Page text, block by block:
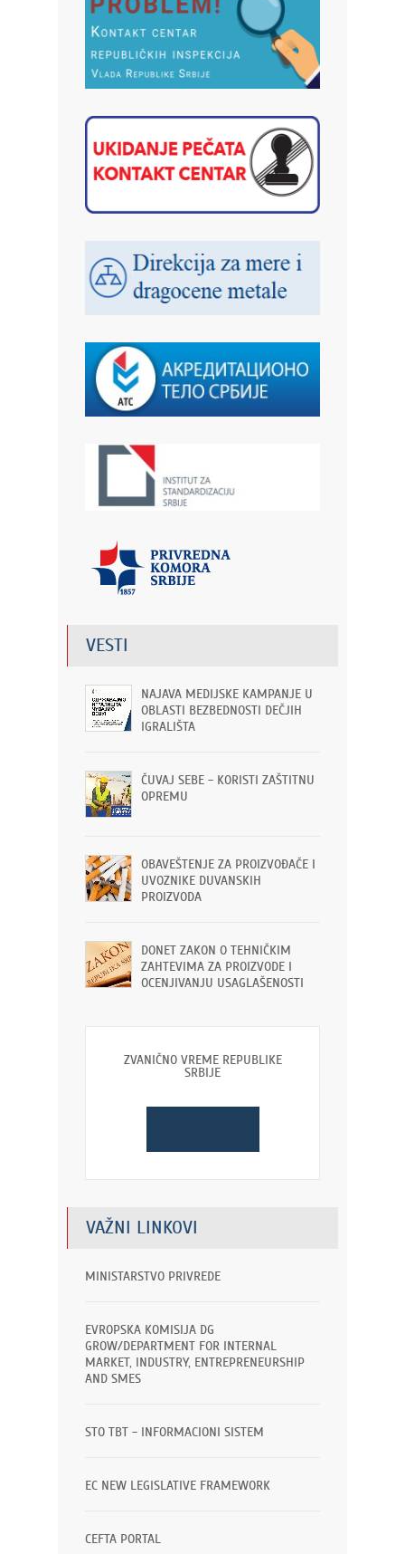
VESTI
NAJAVA MEDIJSKE KAMPANJE U
OBLASTI BEZBEDNOSTI DEČJIH
IGRALIŠTA
ČUVAJ SEBE - KORISTI ZAŠTITNU
OPREMU
OBAVEŠTENJE ZA PROIZVOĐAČE I
UVOZNIKE DUVANSKIH
PROIZVODA
DONET ZAKON O TEHNIČKIM
ZAHTEVIMA ZA PROIZVODE I
OCENJIVANJU USAGLAŠENOSTI
ZVANIČNO VREME REPUBLIKE
SRBIJE
VAŽNI LINKOVI
MINISTARSTVO PRIVREDE
EVROPSKA KOMISIJA DG
GROW/DEPARTMENT FOR INTERNAL
MARKET, INDUSTRY, ENTREPRENEURSHIP
AND SMES
STO TBT - INFORMACIONI SISTEM
EC NEW LEGISLATIVE FRAMEWORK
CEFTA PORTAL